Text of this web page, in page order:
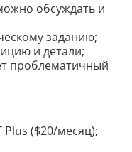
обсуждать и
заданию;
и детали;
проблематичный
Plus ($20/месяц);